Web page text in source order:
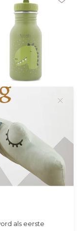
Trixie
Trixie drin...
verzonden
als eerste